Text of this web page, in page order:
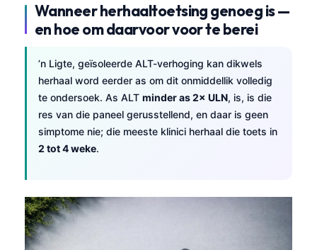
Wanneer herhaaltoetsing genoeg is —
en hoe om daarvoor voor te berei
’n Ligte, geïsoleerde ALT-verhoging kan dikwels
herhaal word eerder as om dit onmiddellik volledig
te ondersoek. As ALT minder as 2× ULN, is, is die
res van die paneel gerusstellend, en daar is geen
simptome nie; die meeste klinici herhaal die toets in
2 tot 4 weke.
ಕನ್ನಡ
മലയാളം
Tiếng Việt
Tagalog
ไทย
ဗမာစာ
ភាសាខ្មែរ
Kiswahili
አማርኛ